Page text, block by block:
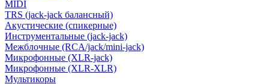
MIDI
TRS (jack-jack балансный)
Акустические (спикерные)
Инструментальные (jack-jack)
Межблочные (RCA/jack/mini-jack)
Микрофонные (XLR-jack)
Микрофонные (XLR-XLR)
Мультикоры